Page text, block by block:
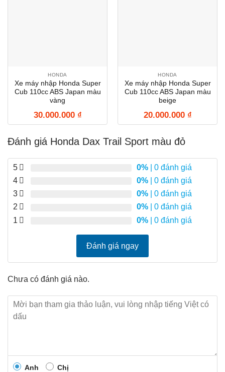
HONDA
Xe máy nhập Honda Super
Cub 110cc ABS Japan màu
vàng
30.000.000 ₫
HONDA
Xe máy nhập Honda Super
Cub 110cc ABS Japan màu
beige
20.000.000 ₫
Đánh giá Honda Dax Trail Sport màu đỏ
5 0% | 0 đánh giá
4
0% | 0 đánh giá
3
0% | 0 đánh giá
2
0% | 0 đánh giá
1
0% | 0 đánh giá
Đánh giá ngay
Chưa có đánh giá nào.
Anh Chị